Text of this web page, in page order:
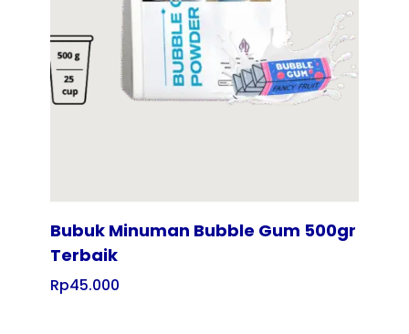
Tampilkan
Bubuk Minuman Bubble Gum 500gr
Terbaik
Rp45.000